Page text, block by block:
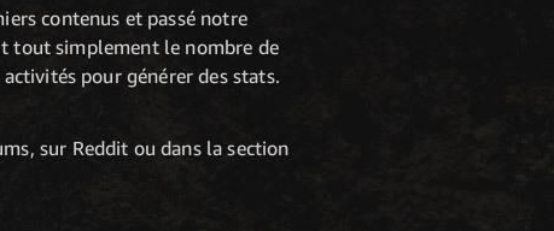
contenus et passé notre
tout simplement le nombre de
pour générer des stats.
sur Reddit ou dans la section